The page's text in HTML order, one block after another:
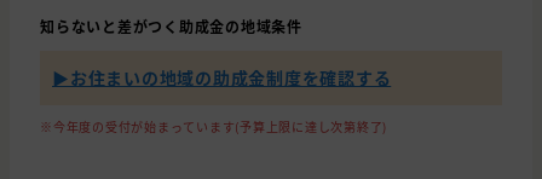
知らないと差がつく助成金の地域条件
▶︎お住まいの地域の助成金制度を確認する
※今年度の受付が始まっています(予算上限に達し次第終了)